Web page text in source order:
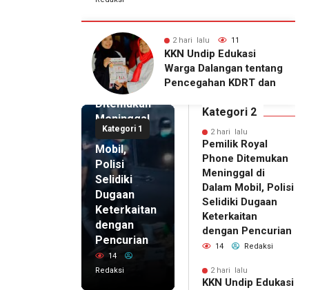
2 hari lalu 10
KKN Undip Bekali
Pengelola BUMDes
Dalangan dengan Pola
Kategori 1
2 hari lalu
Pemilik
Royal
Phone
Ditemukan
Meninggal
di Dalam
Mobil,
Polisi
Selidiki
Dugaan
Keterkaitan
dengan
Pencurian
14
Redaksi
Kategori 2
2 hari lalu
Pemilik Royal
Phone Ditemukan
Meninggal di
Dalam Mobil, Polisi
Selidiki Dugaan
Keterkaitan
dengan Pencurian
14 Redaksi
2 hari lalu
KKN Undip Edukasi